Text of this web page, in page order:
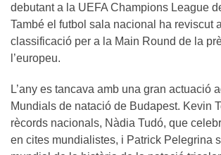
debutant a la UEFA Champions League
També el futbol sala nacional ha reviscut
classificació per a la Main Round de la
l’europeu.
L’any es tancava amb una gran actuació
Mundials de natació de Budapest. Kevin
rècords nacionals, Nàdia Tudó, que
en cites mundialistes, i Patrick Pelegrina